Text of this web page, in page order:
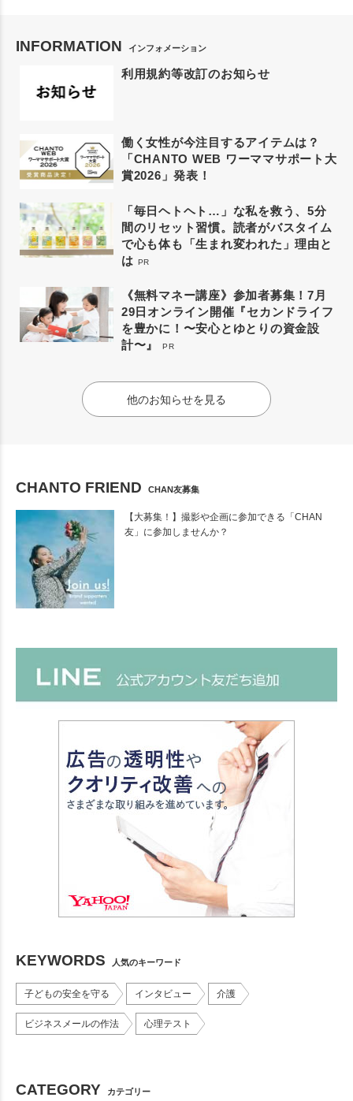
INFORMATION インフォメーション
利用規約等改訂のお知らせ
働く女性が今注目するアイテムは？
「CHANTO WEB ワーママサポート大
賞2026」発表！
「毎日ヘトヘト…」な私を救う、5分
間のリセット習慣。読者がバスタイム
で心も体も「生まれ変われた」理由と
は PR
《無料マネー講座》参加者募集！7月
29日オンライン開催『セカンドライフ
を豊かに！〜安心とゆとりの資金設
計〜』
PR
他のお知らせを見る
CHANTO FRIEND CHAN友募集
【大募集！】撮影や企画に参加できる「CHAN
友」に参加しませんか？
KEYWORDS 人気のキーワード
子どもの安全を守る インタビュー 介護
ビジネスメールの作法 心理テスト
CATEGORY カテゴリー